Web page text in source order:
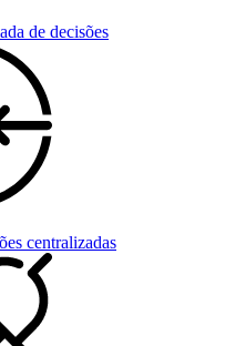
de decisões
centralizadas